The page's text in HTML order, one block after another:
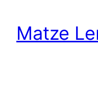
Inhalt
springen
Matze